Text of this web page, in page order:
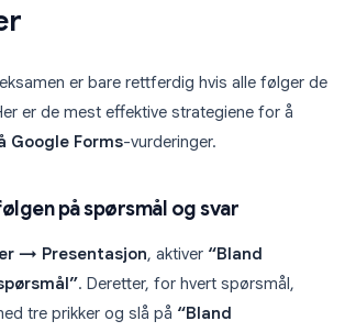
er bare rettferdig hvis alle følger de
er de mest effektive strategiene for å
Google Forms-vurderinger.
på spørsmål og svar
→ Presentasjon, aktiver “Bland
. Deretter, for hvert spørsmål,
tre prikker og slå på “Bland